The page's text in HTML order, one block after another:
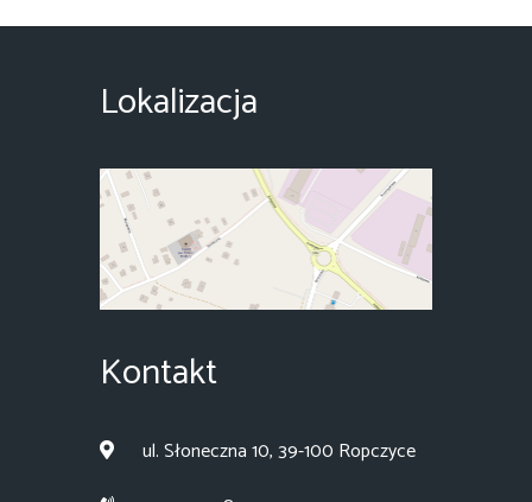
Lokalizacja
Kontakt
ul. Słoneczna 10, 39-100 Ropczyce